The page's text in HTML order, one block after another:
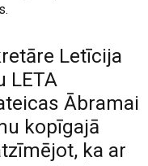
Letīcija
LETA
Ābramai
kopīgajā
ka ar